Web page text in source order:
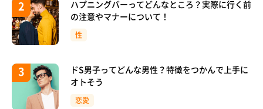
ハプニングバーってどんなところ？実際に行く前
の注意やマナーについて！
性
ドS男子ってどんな男性？特徴をつかんで上手に
オトそう
恋愛